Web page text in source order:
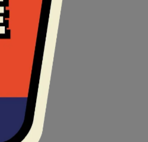
。